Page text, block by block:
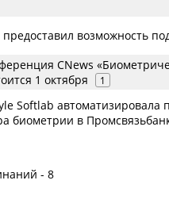
возможность
CNews
1 октября
1
Softlab
биометрии в
- 8